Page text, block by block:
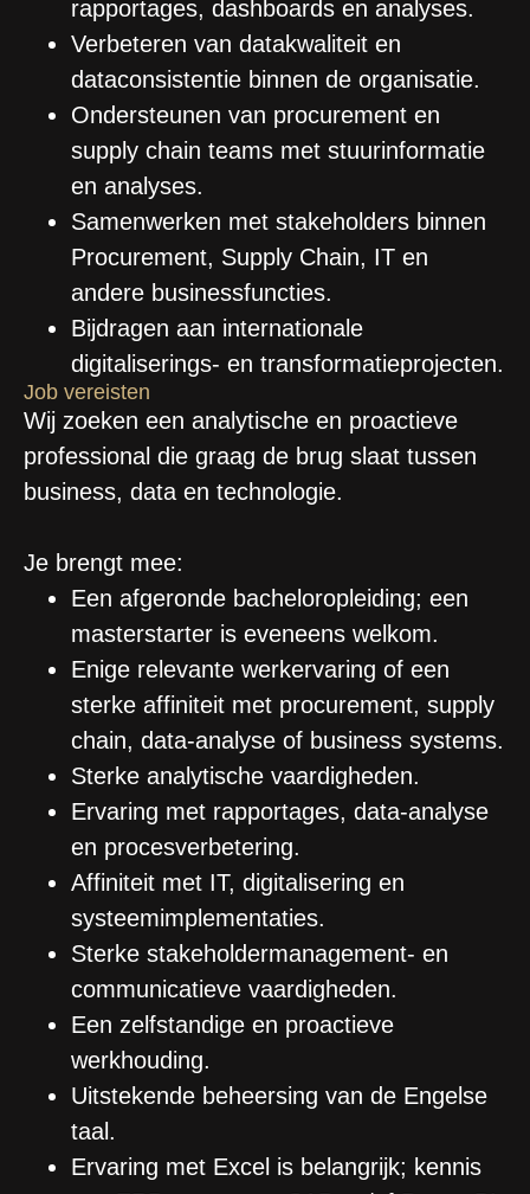
rapportages, dashboards en analyses.
Verbeteren van datakwaliteit en
dataconsistentie binnen de organisatie.
Ondersteunen van procurement en
supply chain teams met stuurinformatie
en analyses.
Samenwerken met stakeholders binnen
Procurement, Supply Chain, IT en
andere businessfuncties.
Bijdragen aan internationale
digitaliserings- en transformatieprojecten.
Job vereisten
Wij zoeken een analytische en proactieve
professional die graag de brug slaat tussen
business, data en technologie.
Je brengt mee:
Een afgeronde bacheloropleiding; een
masterstarter is eveneens welkom.
Enige relevante werkervaring of een
sterke affiniteit met procurement, supply
chain, data-analyse of business systems.
Sterke analytische vaardigheden.
Ervaring met rapportages, data-analyse
en procesverbetering.
Affiniteit met IT, digitalisering en
systeemimplementaties.
Sterke stakeholdermanagement- en
communicatieve vaardigheden.
Een zelfstandige en proactieve
werkhouding.
Uitstekende beheersing van de Engelse
taal.
Ervaring met Excel is belangrijk; kennis